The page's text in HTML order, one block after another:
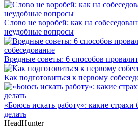
Слово не воробей: как на
неудобные вопросы
Вредные советы: 6 способов
Как подготовиться к первому
«Боюсь искать работу»: какие
делать
HeadHunter